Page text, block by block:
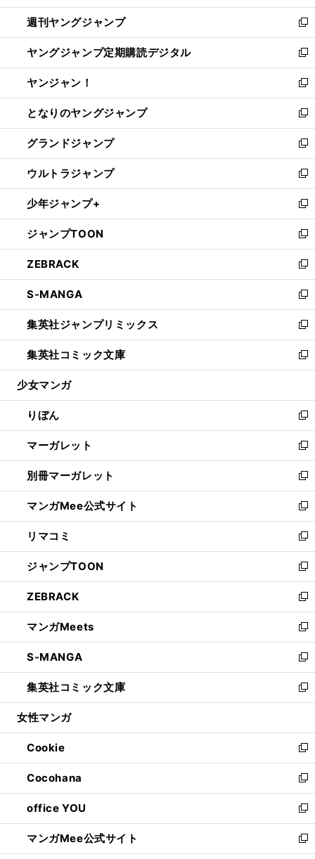
開
く
ウ
で
開
く
ン
ド
ウ
で
開
く
ウ
ィ
ン
ド
ウ
で
開
く
週刊ヤングジャンプ
新
し
い
ウ
ィ
ン
ド
ウ
で
開
く
ヤングジャンプ定期購読デジタル
新
し
い
ウ
ィ
ン
ド
ウ
で
開
く
ヤンジャン！
新
し
い
ウ
ィ
ン
ド
ウ
で
開
く
となりのヤングジャンプ
新
し
い
ウ
ィ
ン
ド
ウ
で
開
く
グランドジャンプ
新
し
い
ウ
ィ
ン
ド
ウ
で
開
く
ウルトラジャンプ
新
し
い
ウ
ィ
ン
ド
ウ
で
開
く
少年ジャンプ+
新
し
い
ウ
ィ
ン
ド
ウ
で
開
く
ジャンプTOON
新
し
い
ウ
ィ
ン
ド
ウ
で
開
ZEBRACK
新
し
い
ウ
ィ
ン
ド
ウ
開
く
S-MANGA
新
し
い
ウ
ィ
ン
ウ
で
開
く
集英社ジャンプリミックス
新
し
い
ウ
ン
ド
ウ
で
開
く
集英社コミック文庫
新
し
ウ
ィ
ン
ド
ウ
で
開
く
少女マンガ
りぼん
新
し
い
ウ
ィ
ン
ド
ウ
で
開
く
マーガレット
新
し
い
ウ
ィ
ン
ド
ウ
で
開
く
別冊マーガレット
新
し
い
ウ
ィ
ン
ド
ウ
で
開
く
マンガMee公式サイト
新
し
い
ウ
ィ
ン
ド
ウ
で
開
く
リマコミ
新
し
い
ウ
ィ
ン
ド
ウ
で
開
く
ジャンプTOON
新
し
い
ウ
ィ
ン
ド
ウ
で
開
ZEBRACK
新
し
い
ウ
ィ
ン
ド
ウ
開
く
マンガMeets
新
し
い
ウ
ィ
ン
ウ
で
開
く
S-MANGA
新
し
い
ウ
ン
ド
ウ
で
開
く
集英社コミック文庫
新
し
ウ
ィ
ン
ド
ウ
で
開
く
女性マンガ
Cookie
新
し
い
ウ
ィ
ン
ド
ウ
Cocohana
新
し
い
ウ
ィ
ン
office YOU
新
し
い
ウ
マンガMee公式サイト
新
し